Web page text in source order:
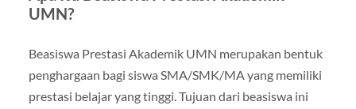
UMN?
Beasiswa Prestasi Akademik UMN merupakan bentuk
penghargaan bagi siswa SMA/SMK/MA yang memiliki
prestasi belajar yang tinggi. Tujuan dari beasiswa ini